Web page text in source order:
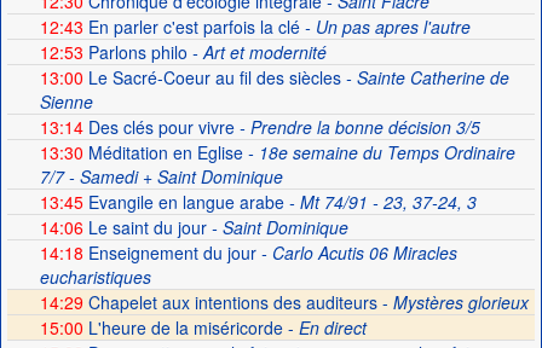
12:43 En parler c'est parfois la clé- Un pas apres l'autre
12:53 Parlons philo - Art et modernité
13:00 Le Sacré-Coeur au fil des siècles- Sainte Catherine de
Sienne
13:14Des clés pour vivre- Prendre la bonne décision 3/5
13:30 Méditation en Eglise- 18e semaine du Temps Ordinaire
7/7 - Samedi + Saint Dominique
13:45Evangile en langue arabe- Mt 74/91 - 23, 37-24, 3
14:06Le saint du jour- Saint Dominique
14:18 Enseignement du jour- Carlo Acutis 06 Miracles
eucharistiques
14:29 Chapelet aux intentions des auditeurs - Mystères glorieux
15:00 L'heure de la miséricorde - En direct